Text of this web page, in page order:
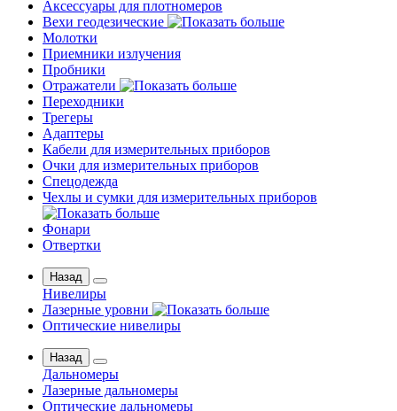
Аксессуары для плотномеров
Вехи геодезические
Молотки
Приемники излучения
Пробники
Отражатели
Переходники
Трегеры
Адаптеры
Кабели для измерительных приборов
Очки для измерительных приборов
Спецодежда
Чехлы и сумки для измерительных приборов
Фонари
Отвертки
Назад
Нивелиры
Лазерные уровни
Оптические нивелиры
Назад
Дальномеры
Лазерные дальномеры
Оптические дальномеры